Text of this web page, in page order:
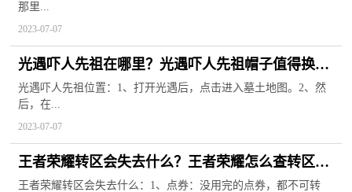
那里...
2023-07-07
光遇吓人先祖在哪里？光遇吓人先祖帽子值得换
吗？
光遇吓人先祖位置：1、打开光遇后，点击进入墓土地图。2、然
后，在...
2023-07-07
王者荣耀转区会失去什么？王者荣耀怎么查转区进
度？
王者荣耀转区会失去什么：1、点券：没用完的点券，都不可转